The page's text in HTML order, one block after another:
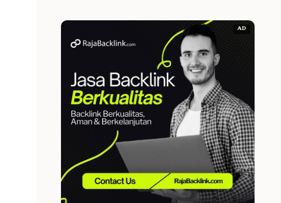
AD